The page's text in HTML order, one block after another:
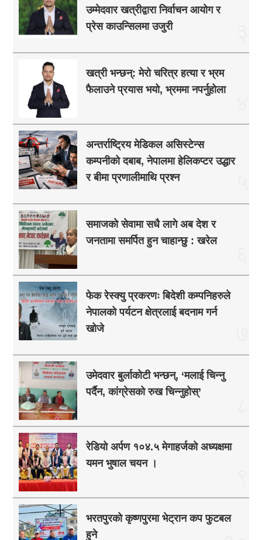
उम्मेदवार खत्रीद्वारा निर्वाचन आयोग र
प्रेस काउन्सिलमा उजुरी
खत्री भन्छन्: मेरो चरित्र हत्या र भ्रम
फैलाउने प्रयास भयो, भ्रममा नपर्नुहोला
अन्तर्राष्ट्रिय मेडिकल असिस्टेन्स
कम्पनीको दबाब, नेपालमा हेलिकप्टर उद्धार
र बीमा प्रणालीमाथि प्रश्न
समाजको सेवामा सधै लागे अब देश र
जनतामा समर्पित हुन चाहान्छु : खरेल
फेक रेस्क्यु प्रकरणः बिदेशी कम्पनिहरुले
नेपालको पर्यटन क्षेत्रलाई बदनाम गर्न
खोजे
उमेदवार बुर्लाकोटी भन्छन्, ‘मलाई चिन्नु
पर्दैन, कांग्रेसको रुख चिन्नुहोस्’
रेडियो अर्पण १०४.५ मेगाहर्जको अध्यक्षमा
यमन भुषाल चयन ।
भरतपुरको कृष्णपुरमा भेट्रान कप फुटबल
हुने